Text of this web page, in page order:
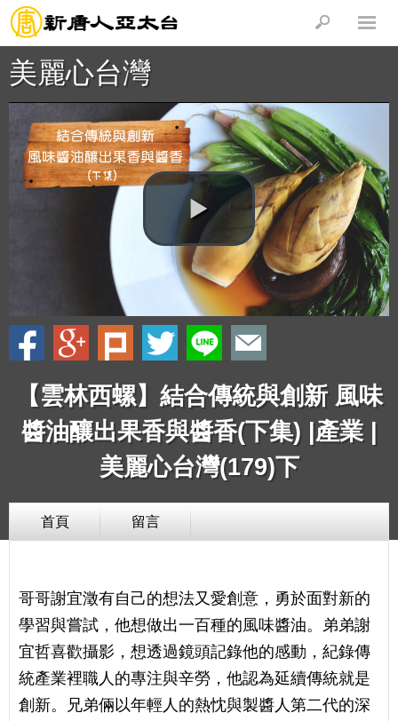
美麗心台灣
【雲林西螺】結合傳統與創新 風味
醬油釀出果香與醬香(下集) |產業 |
美麗心台灣(179)下
首頁 留言
哥哥謝宜澂有自己的想法又愛創意，勇於面對新的
學習與嘗試，他想做出一百種的風味醬油。弟弟謝
宜哲喜歡攝影，想透過鏡頭記錄他的感動，紀錄傳
統產業裡職人的專注與辛勞，他認為延續傳統就是
創新。兄弟倆以年輕人的熱忱與製醬人第二代的深